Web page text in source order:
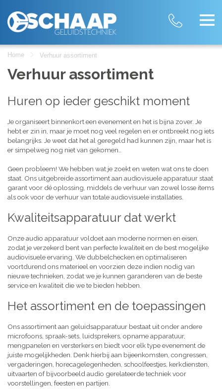
Home Verhuur assortiment
Verhuur assortiment
Huren op ieder geschikt moment
Je organiseert binnenkort een evenement en het is bijna zover. Je
hebt er zin in, maar je moet nog veel regelen en er ontbreekt nog iets
belangrijks. Je weet dat het al geregeld had kunnen zijn, maar het is
er simpelweg nog niet van gekomen..
Geen probleem! We hebben wat je zoekt en weten wat ons te doen
staat. Ons uitgebreide assortiment aan audiovisuele apparatuur staat
garant voor dé oplossing, middels de verhuur van zowel losse items
als ook voor de verhuur van totale audiovisuele installaties.
Kwaliteitsapparatuur dat werkt
Onze audio apparatuur voldoet aan moderne normen en eisen,
zodat je verzekerd bent van perfecte kwaliteit en de best mogelijke
audiovisuele ervaring. We dubbelchecken en optimaliseren
voortdurend ons materieel en voorzien deze indien nodig van
nieuwe technieken, zodat we je kunnen garanderen van de beste
service en kwaliteit die we te bieden hebben.
Het assortiment en de toepassingen
Ons assortiment aan geluidsapparatuur bestaat uit onder andere
microfoons, spraak-sets, luidsprekers, opname apparatuur,
mengpanelen en versterkers en biedt voor elk type evenement de
juiste mogelijkheden. Denk hierbij aan bijeenkomsten, congressen,
vergaderingen, horecagelegenheden, schoolfeestjes, kerkdiensten,
uitvaarten of bijvoorbeeld audio gerelateerde techniek voor
voorstellingen, feesten en partijen.